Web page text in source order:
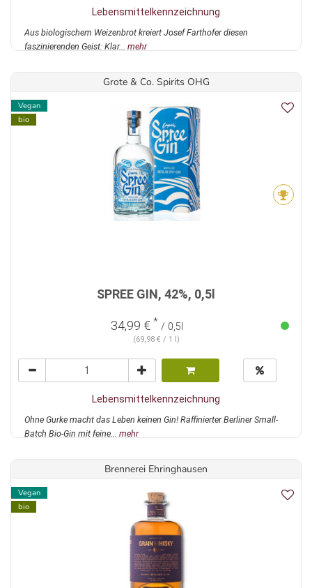
Lebensmittelkennzeichnung
Aus biologischem Weizenbrot kreiert Josef Farthofer diesen
faszinierenden Geist: Klar... mehr
Grote & Co. Spirits OHG
Vegan
bio
SPREE GIN, 42%, 0,5l
34,99 € * / 0,5l
(69,98 € / 1 l)
Lebensmittelkennzeichnung
Ohne Gurke macht das Leben keinen Gin! Raffinierter Berliner Small-
Batch Bio-Gin mit feine... mehr
Brennerei Ehringhausen
Vegan
bio